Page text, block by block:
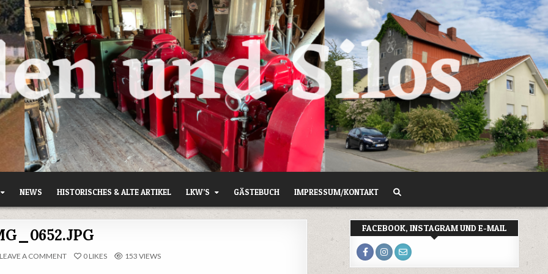
NEWS HISTORISCHES & ALTE ARTIKEL LKW’S GÄSTEBUCH IMPRESSUM/KONTAKT
LEAVE A COMMENTON
IMG_0652.JPG
0 LIKES 153 VIEWS
FACEBOOK, INSTAGRAM UND E-MAIL